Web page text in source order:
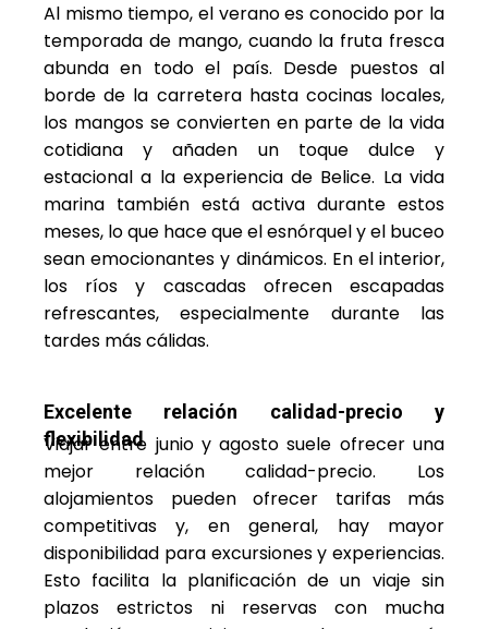
Al mismo tiempo, el verano es conocido por la
temporada de mango, cuando la fruta fresca
abunda en todo el país. Desde puestos al
borde de la carretera hasta cocinas locales,
los mangos se convierten en parte de la vida
cotidiana y añaden un toque dulce y
estacional a la experiencia de Belice. La vida
marina también está activa durante estos
meses, lo que hace que el esnórquel y el buceo
sean emocionantes y dinámicos. En el interior,
los ríos y cascadas ofrecen escapadas
refrescantes, especialmente durante las
tardes más cálidas.
Excelente relación calidad-precio y
flexibilidad
Viajar entre junio y agosto suele ofrecer una
mejor relación calidad-precio. Los
alojamientos pueden ofrecer tarifas más
competitivas y, en general, hay mayor
disponibilidad para excursiones y experiencias.
Esto facilita la planificación de un viaje sin
plazos estrictos ni reservas con mucha